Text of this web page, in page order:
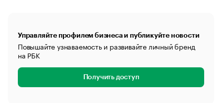
Управляйте профилем бизнеса и публикуйте новости
Повышайте узнаваемость и развивайте личный бренд
на РБК
Получить доступ